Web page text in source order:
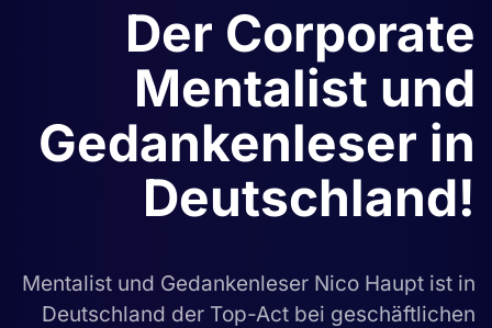
Der Corporate
Mentalist und
Gedankenleser in
Deutschland!
Mentalist und Gedankenleser Nico Haupt ist in
Deutschland der Top-Act bei geschäftlichen